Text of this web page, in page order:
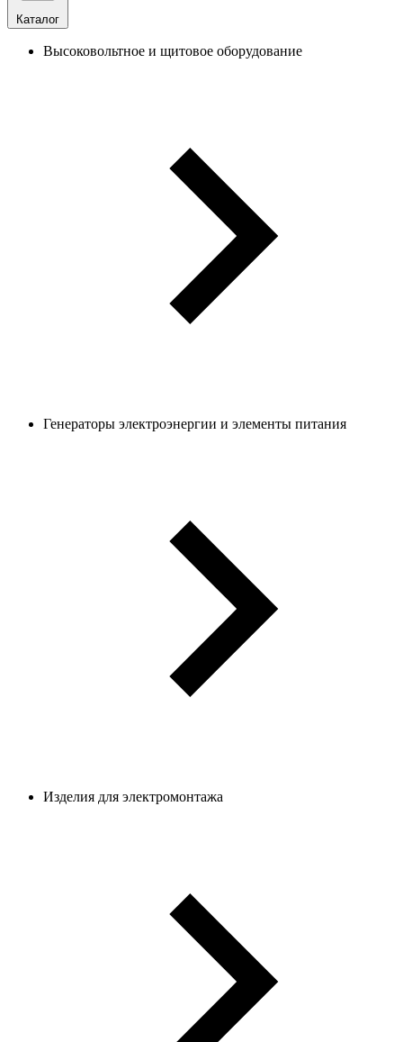
Каталог
Высоковольтное и щитовое оборудование
Генераторы электроэнергии и элементы питания
Изделия для электромонтажа